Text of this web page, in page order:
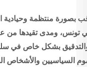
بصورة منتظمة
تونس، ومدى تقيدها من
بشكل خاص في
السياسيين والأشخاص